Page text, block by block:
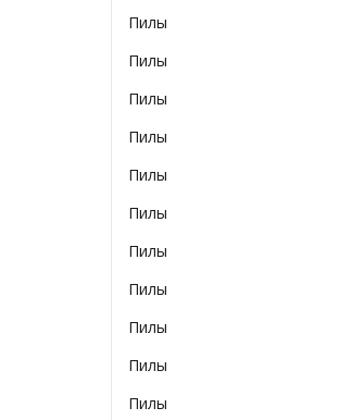
Пилы
Пилы
Пилы
Пилы
Пилы
Пилы
Пилы
Пилы
Пилы
Пилы
Пилы